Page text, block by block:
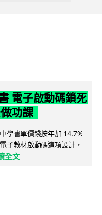
電子啟動碼鎖死
功課
學書單價錢按年加 14.7%
子教材啟動碼這項設計，
全文